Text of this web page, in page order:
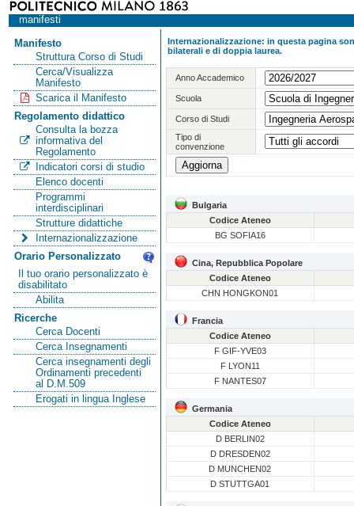
manifesti
Manifesto
Struttura Corso di Studi
Cerca/Visualizza
Manifesto
Scarica il Manifesto
Regolamento didattico
Consulta la bozza
informativa del
Regolamento
Indicatori corsi di studio
Elenco docenti
Programmi
interdisciplinari
Strutture didattiche
Internazionalizzazione
Orario Personalizzato
Il tuo orario personalizzato è
disabilitato
Abilita
Ricerche
Cerca Docenti
Cerca Insegnamenti
Cerca insegnamenti degli
Ordinamenti precedenti
al D.M.509
Erogati in lingua Inglese
Internazionalizzazione: in questa pagina
bilaterali e di doppia laurea.
Anno Accademico
Scuola
Corso di Studi
Tipo di
convenzione
Bulgaria
Codice Ateneo
BG SOFIA16
Cina, Repubblica Popolare
Codice Ateneo
CHN HONGKON01
Francia
Codice Ateneo
F GIF-YVE03
F LYON11
F NANTES07
Germania
Codice Ateneo
D BERLIN02
D DRESDEN02
D MUNCHEN02
D STUTTGA01